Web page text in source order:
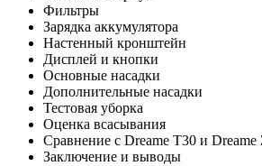
Фильтры
Зарядка аккумулятора
Настенный кронштейн
Дисплей и кнопки
Основные насадки
Дополнительные насадки
Тестовая уборка
Оценка всасывания
Сравнение с Dreame T30 и Dreame
Заключение и выводы